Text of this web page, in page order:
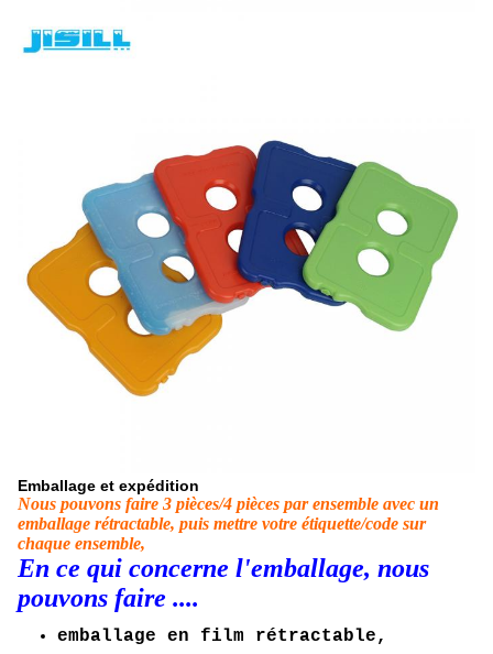
Emballage et expédition
Nous pouvons faire 3 pièces/4 pièces par ensemble avec un
emballage rétractable, puis mettre votre étiquette/code sur
chaque ensemble,
En ce qui concerne l'emballage, nous
pouvons faire ....
emballage en film rétractable,